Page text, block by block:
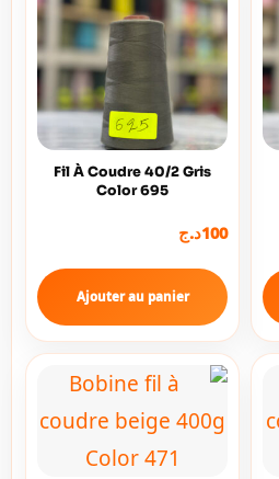
Fil À Coudre 40/2 Gris
Color 695
100د.ج
Ajouter au panier